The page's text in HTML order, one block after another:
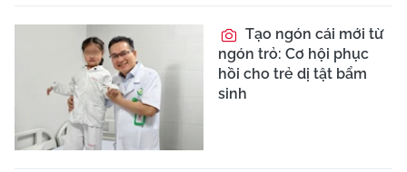
Tạo ngón cái mới từ
ngón trỏ: Cơ hội phục
hồi cho trẻ dị tật bẩm
sinh